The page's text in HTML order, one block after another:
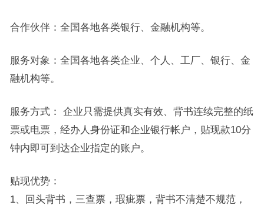
合作伙伴：全国各地各类银行、金融机构等。
服务对象：全国各地各类企业、个人、工厂、银行、金
融机构等。
服务方式： 企业只需提供真实有效、背书连续完整的纸
票或电票，经办人身份证和企业银行帐户，贴现款10分
钟内即可到达企业指定的账户。
贴现优势：
1、回头背书，三查票，瑕疵票，背书不清楚不规范，